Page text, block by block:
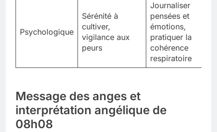
Psychologique
Sérénité à
cultiver,
vigilance aux
peurs
Journaliser
pensées et
émotions,
pratiquer la
cohérence
respiratoire
Message des anges et
interprétation angélique de
08h08